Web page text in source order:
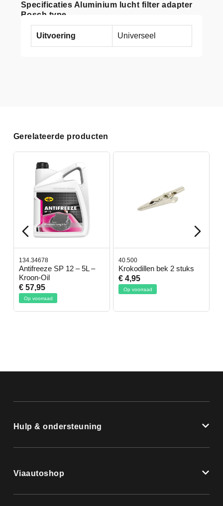
Specificaties Aluminium lucht filter adapter
Bosch type
Uitvoering Universeel
Gerelateerde producten
134.34678
Antifreeze SP 12 – 5L –
Kroon-Oil
€ 57,95
Op voorraad
40.500
Krokodillen bek 2 stuks
€ 4,95
Op voorraad
Hulp & ondersteuning
Viaautoshop